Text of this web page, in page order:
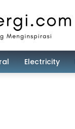
Electricity